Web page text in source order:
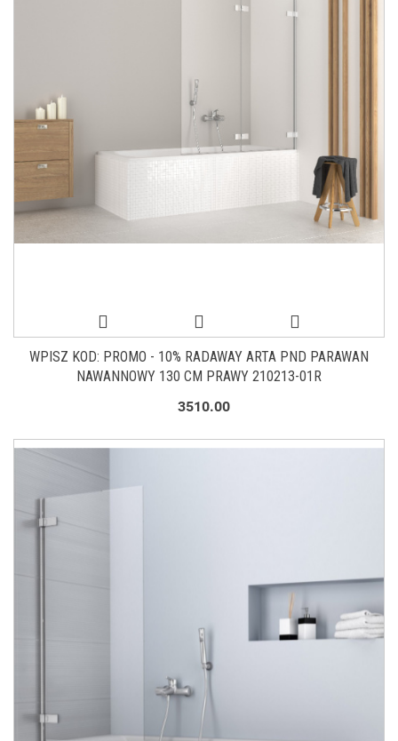
WPISZ KOD: PROMO - 10% RADAWAY ARTA PND PARAWAN
NAWANNOWY 130 CM PRAWY 210213-01R
3510.00